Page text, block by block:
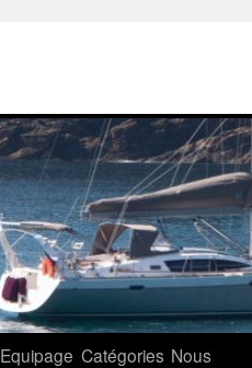
Equipage Catégories Nous